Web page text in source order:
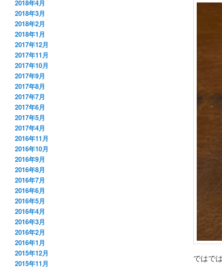
ではで
2018年4月
2018年3月
2018年2月
2018年1月
2017年12月
2017年11月
2017年10月
2017年9月
2017年8月
2017年7月
2017年6月
2017年5月
2017年4月
2016年11月
2016年10月
2016年9月
2016年8月
2016年7月
2016年6月
2016年5月
2016年4月
2016年3月
2016年2月
2016年1月
2015年12月
2015年11月